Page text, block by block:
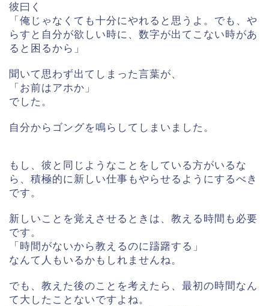
彼曰く
「俺じゃなくても十分にやれると思うよ。でも、や
らすと自分が欲しい時に、数字が出てこない時があ
ると困るから」
聞いて思わず出てしまった言葉が、
「お前はアホか」
でした。
自分からゴングを鳴らしてしまいました。
もし、彼と同じようなことをしている方がいるな
ら、積極的に新しい仕事もやらせるようにするべき
です。
新しいことを覚えさせるときは、教える時間も必要
です。
「時間がないから教えるのに躊躇する」
なんて人もいるかもしれませんね。
でも、教えた後のことを考えたら、最初の時間なん
て大したことないですよね。